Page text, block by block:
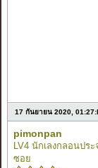
17 กันยายน 2020,
pimonpan
LV4 นักเลงกลอนประ
ซอย